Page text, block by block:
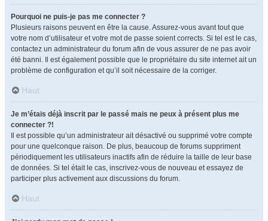
Pourquoi ne puis-je pas me connecter ?
Plusieurs raisons peuvent en être la cause. Assurez-vous avant tout que
votre nom d’utilisateur et votre mot de passe soient corrects. Si tel est le cas,
contactez un administrateur du forum afin de vous assurer de ne pas avoir
été banni. Il est également possible que le propriétaire du site internet ait un
problème de configuration et qu’il soit nécessaire de la corriger.
Haut
Je m’étais déjà inscrit par le passé mais ne peux à présent plus me
connecter ?!
Il est possible qu’un administrateur ait désactivé ou supprimé votre compte
pour une quelconque raison. De plus, beaucoup de forums suppriment
périodiquement les utilisateurs inactifs afin de réduire la taille de leur base
de données. Si tel était le cas, inscrivez-vous de nouveau et essayez de
participer plus activement aux discussions du forum.
Haut